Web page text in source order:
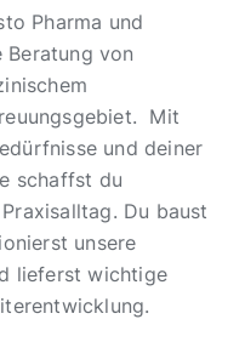
Pharma und
von
Mit
und deiner
schaffst du
Du baust
unsere
lieferst wichtige